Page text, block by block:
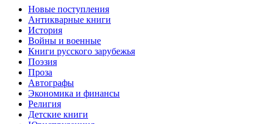
Новые поступления
Антикварные книги
История
Войны и военные
Книги русского зарубежья
Поэзия
Проза
Автографы
Экономика и финансы
Религия
Детские книги